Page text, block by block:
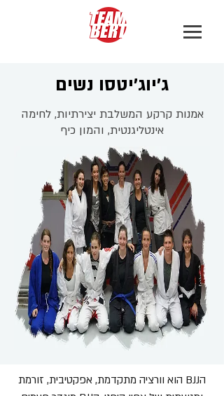
ג׳יוג׳יטסו נשים
אמנות קרקע המשלבת יצירתיות, לחימה
אינטליגנטית, והמון כיף
הBJJ הוא וורציה מתקדמת, אפקטיבית, זורמת